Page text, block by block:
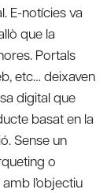
E-notícies va
que la
Portals
etc… deixaven
digital que
basat en la
Sense un
o
l’objectiu